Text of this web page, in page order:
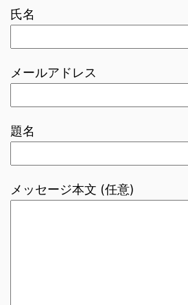
氏名
メールアドレス
題名
メッセージ本文 (任意)